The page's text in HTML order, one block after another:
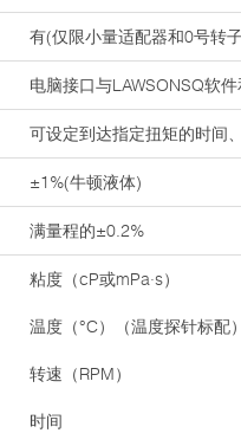
有(仅限小量适配器和0号转
电脑接口与LAWSONSQ软
可设定到达指定扭矩的时间
±1%(牛顿液体)
满量程的±0.2%
粘度（cP或mPa·s）
温度（°C）（温度探针标配
转速（RPM）
时间